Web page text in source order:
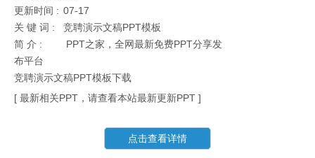
更新时间 : 07-17
关 键 词 :
竞聘演示文稿PPT模板
简 介 :
PPT之家，全网最新免费PPT分享发
布平台
竞聘演示文稿PPT模板下载
[ 最新相关PPT，请查看本站最新更新PPT ]
点击查看详情